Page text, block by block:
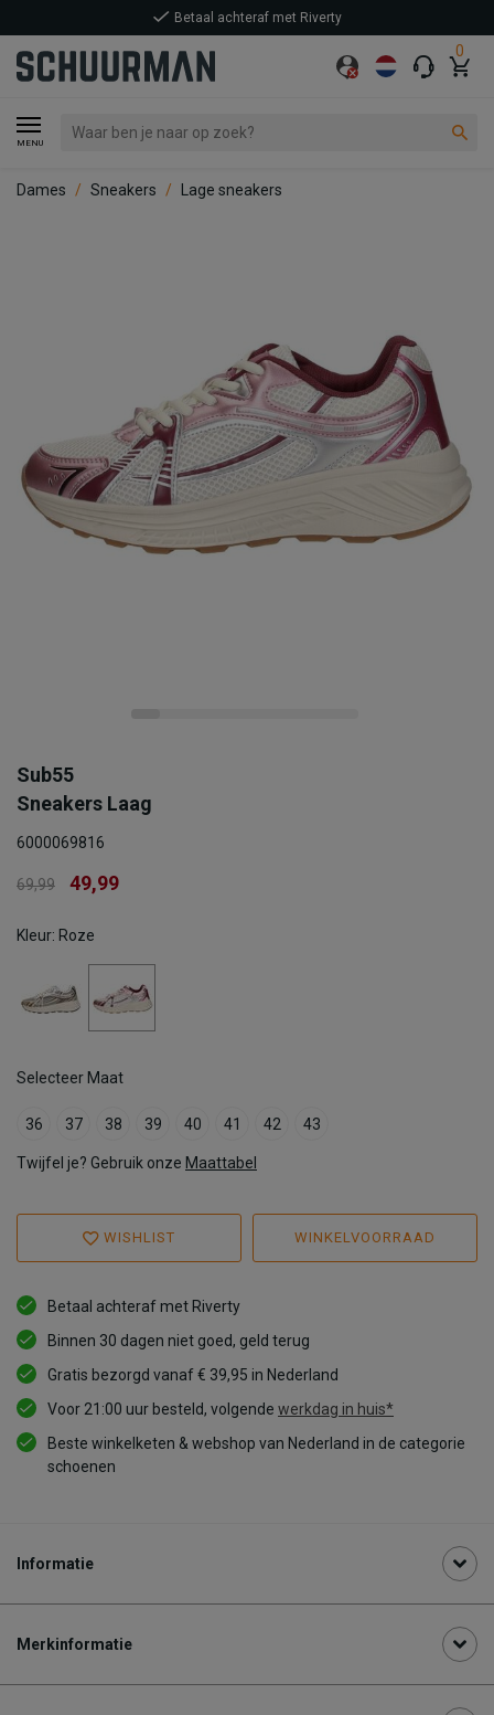
0
MENU
Betaal achteraf met Riverty
Dames Sneakers Lage sneakers
Sub55
Sneakers Laag
6000069816
69,99 49,99
Kleur: Roze
Selecteer Maat
36 37 38 39 40 41 42 43
Twijfel je? Gebruik onze Maattabel
WISHLIST WINKELVOORRAAD
Betaal achteraf met Riverty
Binnen 30 dagen niet goed, geld terug
Gratis bezorgd vanaf € 39,95 in Nederland
Voor 21:00 uur besteld, volgende werkdag in huis*
Beste winkelketen & webshop van Nederland in de categorie
schoenen
Informatie
Merkinformatie